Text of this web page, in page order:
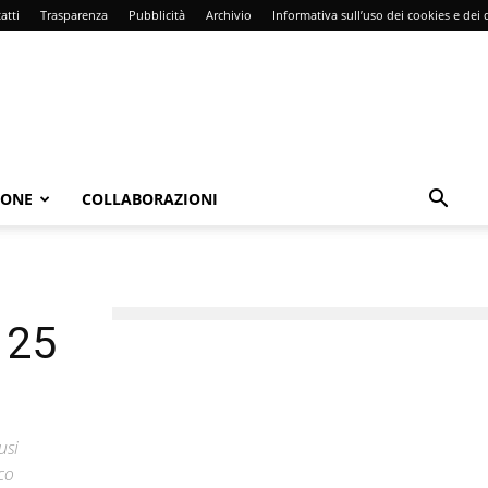
Trasparenza Pubblicità Archivio Informativa sull’uso dei cookies e dei
COLLABORAZIONI